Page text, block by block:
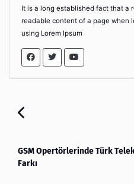
It is a long established fact that a
readable content of a page when
using Lorem Ipsum
GSM Opertörlerinde Türk
Farkı